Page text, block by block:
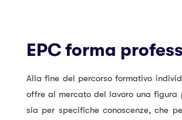
EPC forma
Alla fine del percorso formativo
offre al mercato del lavoro una
sia per specifiche conoscenze, che